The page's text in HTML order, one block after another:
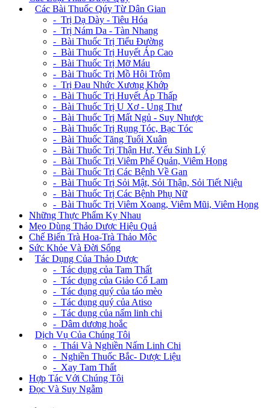
Các Bài Thuốc Qúy Từ Dân Gian
- Trị Dạ Dày - Tiêu Hóa
- Trị Nám Da - Tàn Nhang
- Bài Thuốc Trị Tiểu Đường
- Bài Thuốc Trị Huyết Áp Cao
- Bài Thuốc Trị Mỡ Máu
- Bài Thuốc Trị Mồ Hôi Trộm
- Trị Đau Nhức Xương Khớp
- Bài Thuốc Trị Huyết Áp Thấp
- Bài Thuốc Trị U Xơ - Ung Thư
- Bài Thuốc Trị Mất Ngủ - Suy Nhược
- Bài Thuốc Trị Rụng Tóc, Bạc Tóc
- Bài Thuốc Tăng Tuổi Xuân
- Bài Thuốc Trị Thận Hư, Yếu Sinh Lý
- Bài Thuốc Trị Viêm Phế Quản, Viêm Họng
- Bài Thuốc Trị Các Bệnh Về Gan
- Bài Thuốc Trị Sỏi Mật, Sỏi Thận, Sỏi Tiết Niệu
- Bài Thuốc Trị Các Bệnh Phụ Nữ
- Bài Thuốc Trị Viêm Xoang, Viêm Mũi, Viêm Họng
Những Thực Phẩm Kỵ Nhau
Mẹo Dùng Thảo Dược Hiệu Quả
Chế Biến Trà Hoa-Trà Thảo Mộc
Sức Khỏe Và Đời Sống
Tác Dụng Của Thảo Dược
- Tác dụng của Tam Thất
- Tác dụng của Giảo Cổ Lam
- Tác dụng quý của táo mèo
- Tác dụng quý của Atiso
- Tác dụng của nấm linh chi
- Dâm dương hoắc
Dịch Vụ Của Chúng Tôi
- Thái Và Nghiền Nấm Linh Chi
- Nghiền Thuốc Bắc- Dược Liệu
- Xay Tam Thất
Hợp Tác Với Chúng Tôi
Đọc Và Suy Ngẫm